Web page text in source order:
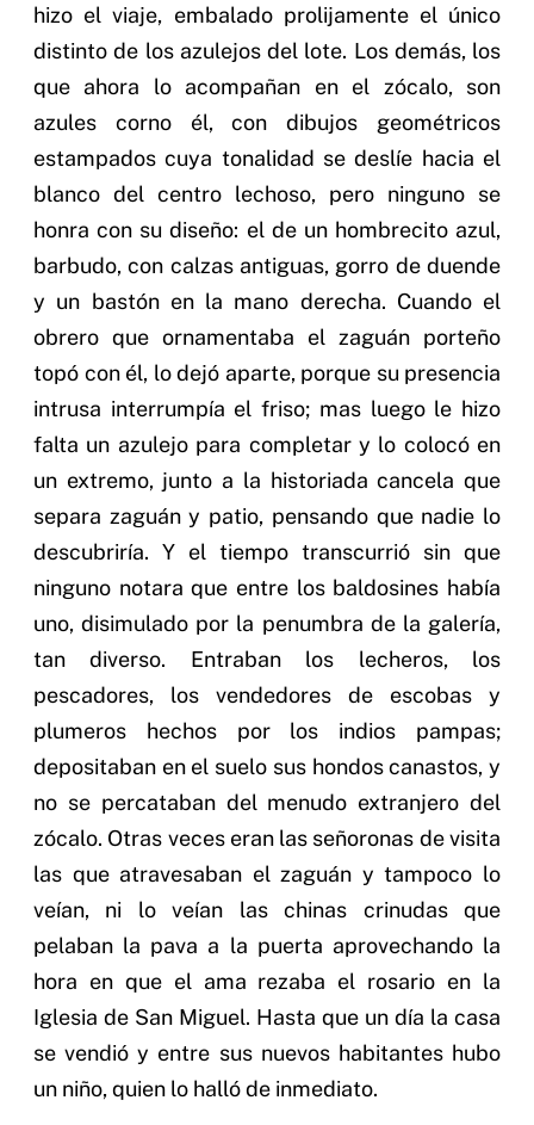
hizo el viaje, embalado prolijamente el único
distinto de los azulejos del lote. Los demás, los
que ahora lo acompañan en el zócalo, son
azules corno él, con dibujos geométricos
estampados cuya tonalidad se deslíe hacia el
blanco del centro lechoso, pero ninguno se
honra con su diseño: el de un hombrecito azul,
barbudo, con calzas antiguas, gorro de duende
y un bastón en la mano derecha. Cuando el
obrero que ornamentaba el zaguán porteño
topó con él, lo dejó aparte, porque su presencia
intrusa interrumpía el friso; mas luego le hizo
falta un azulejo para completar y lo colocó en
un extremo, junto a la historiada cancela que
separa zaguán y patio, pensando que nadie lo
descubriría. Y el tiempo transcurrió sin que
ninguno notara que entre los baldosines había
uno, disimulado por la penumbra de la galería,
tan diverso. Entraban los lecheros, los
pescadores, los vendedores de escobas y
plumeros hechos por los indios pampas;
depositaban en el suelo sus hondos canastos, y
no se percataban del menudo extranjero del
zócalo. Otras veces eran las señoronas de visita
las que atravesaban el zaguán y tampoco lo
veían, ni lo veían las chinas crinudas que
pelaban la pava a la puerta aprovechando la
hora en que el ama rezaba el rosario en la
Iglesia de San Miguel. Hasta que un día la casa
se vendió y entre sus nuevos habitantes hubo
un niño, quien lo halló de inmediato.